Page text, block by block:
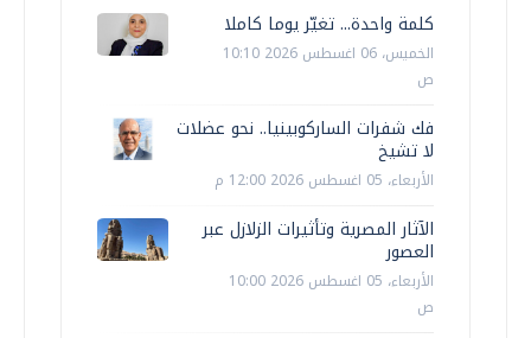
كلمة واحدة... تغيّر يوما كاملا
الخميس، 06 اغسطس 2026 10:10
ص
فك شفرات الساركوبينيا.. نحو عضلات
لا تشيخ
الأربعاء، 05 اغسطس 2026 12:00 م
الآثار المصرية وتأثيرات الزلازل عبر
العصور
الأربعاء، 05 اغسطس 2026 10:00
ص